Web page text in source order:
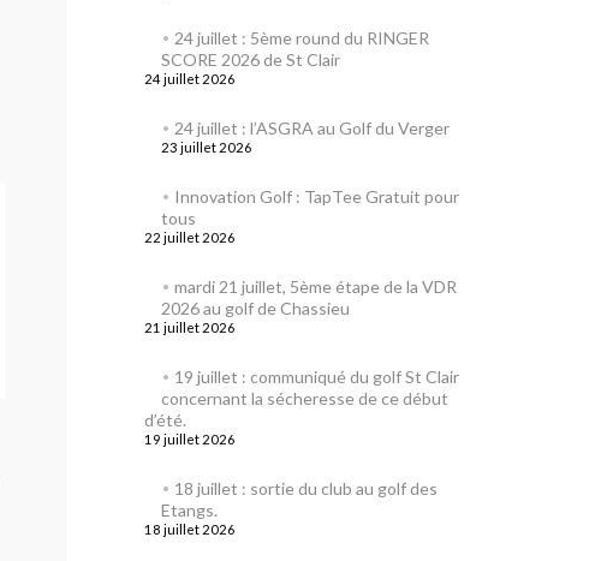
24 juillet : 5ème round du RINGER
SCORE 2026 de St Clair
24 juillet 2026
24 juillet : l’ASGRA au Golf du Verger
23 juillet 2026
Innovation Golf : TapTee Gratuit pour
tous
22 juillet 2026
mardi 21 juillet, 5ème étape de la VDR
2026 au golf de Chassieu
21 juillet 2026
19 juillet : communiqué du golf St Clair
concernant la sécheresse de ce début
d’été.
19 juillet 2026
18 juillet : sortie du club au golf des
Etangs.
18 juillet 2026